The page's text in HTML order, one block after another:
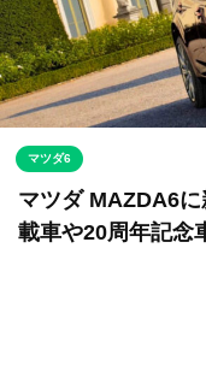
マツダ6
マツダ MAZDA6
載車や20周年記念